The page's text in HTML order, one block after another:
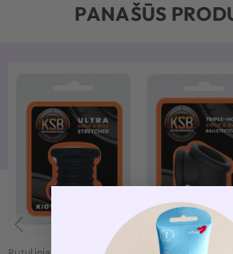
PANAŠŪS